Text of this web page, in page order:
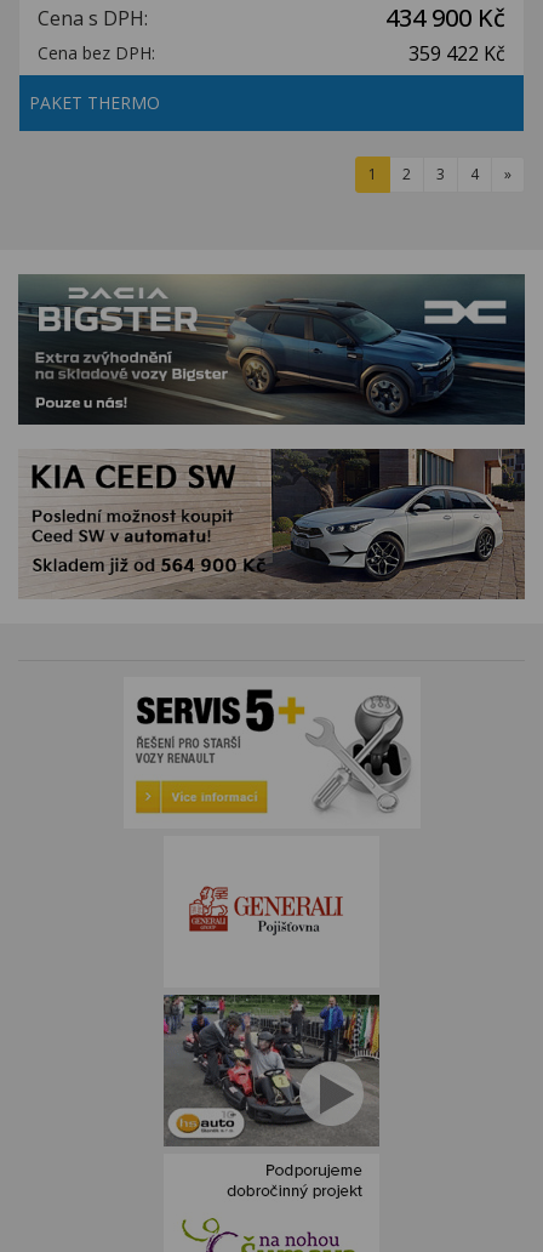
Cena s DPH: 434 900 Kč
Cena bez DPH: 359 422 Kč
PAKET THERMO
1 2 3 4 »